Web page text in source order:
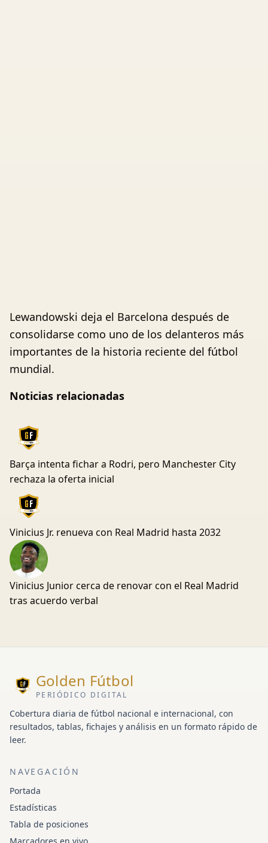
Lewandowski deja el Barcelona después de
consolidarse como uno de los delanteros más
importantes de la historia reciente del fútbol
mundial.
Noticias relacionadas
Barça intenta fichar a Rodri, pero Manchester City
rechaza la oferta inicial
Vinicius Jr. renueva con Real Madrid hasta 2032
Vinicius Junior cerca de renovar con el Real Madrid
tras acuerdo verbal
Golden Fútbol
PERIÓDICO DIGITAL
Cobertura diaria de fútbol nacional e internacional, con
resultados, tablas, fichajes y análisis en un formato rápido de
leer.
NAVEGACIÓN
Portada
Estadísticas
Tabla de posiciones